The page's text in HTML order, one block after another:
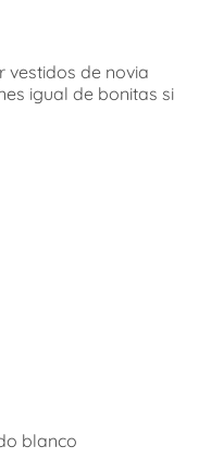
vestidos de novia
igual de bonitas si
blanco